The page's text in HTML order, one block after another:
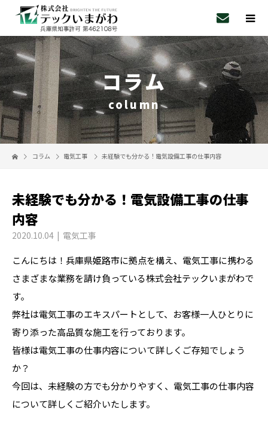
コラム
column
コラム 電気工事 未経験でも分かる！電気設備工事の仕事内容
未経験でも分かる！電気設備工事の仕事
内容
2020.10.04 電気工事
こんにちは！兵庫県姫路市に拠点を構え、電気工事に携わる
さまざまな業務を請け負っている株式会社テックいまがわで
す。
弊社は電気工事のエキスパートとして、お客様一人ひとりに
寄り添った高品質な施工を行っております。
皆様は電気工事の仕事内容について詳しくご存知でしょう
か？
今回は、未経験の方でも分かりやすく、電気工事の仕事内容
について詳しくご紹介いたします。